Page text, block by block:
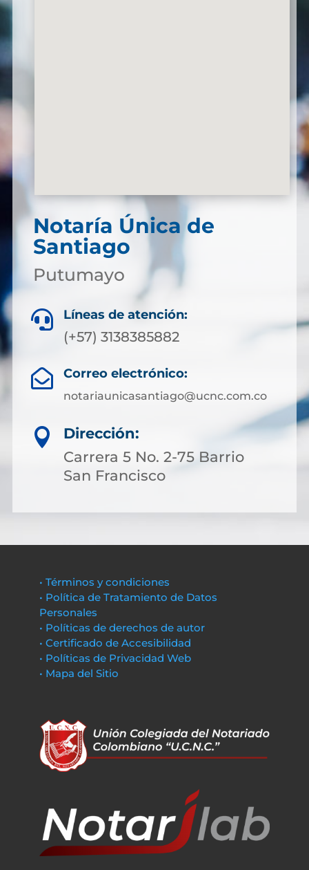
Notaría Única de
Santiago
Putumayo
 Líneas de atención:
(+57) 3138385882
 Correo electrónico:
notariaunicasantiago@ucnc.com.co

Dirección:
Carrera 5 No. 2-75 Barrio
San Francisco
• Términos y condiciones
• Política de Tratamiento de Datos
Personales
• Políticas de derechos de autor
• Certificado de Accesibilidad
• Políticas de Privacidad Web
• Mapa del Sitio